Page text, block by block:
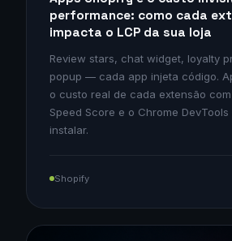
performance: como cada
impacta o LCP da sua loja
Review stars, chat widget, loyalty
popup — cada app injeta código.
o custo real de cada extensão
Speed Score e o Chrome
instalar.
Shopify